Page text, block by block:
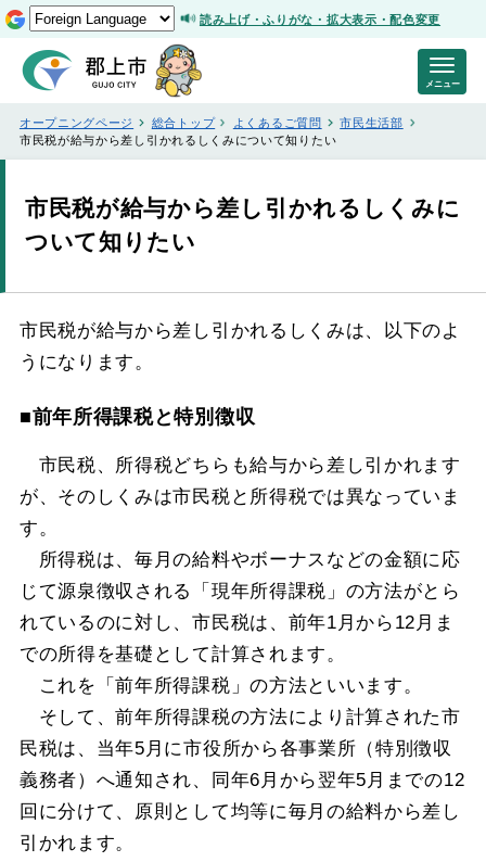
読み上げ・ふりがな・拡大表示・配色変更
オープニングページ 総合トップ よくあるご質問
市民生活部
市民税が給与から差し引かれるしくみについて知りたい
市民税が給与から差し引かれるしくみに
ついて知りたい
市民税が給与から差し引かれるしくみは、以下のよ
うになります。
■前年所得課税と特別徴収
市民税、所得税どちらも給与から差し引かれます
が、そのしくみは市民税と所得税では異なっていま
す。
所得税は、毎月の給料やボーナスなどの金額に応
じて源泉徴収される「現年所得課税」の方法がとら
れているのに対し、市民税は、前年1月から12月ま
での所得を基礎として計算されます。
これを「前年所得課税」の方法といいます。
そして、前年所得課税の方法により計算された市
民税は、当年5月に市役所から各事業所（特別徴収
義務者）へ通知され、同年6月から翌年5月までの12
回に分けて、原則として均等に毎月の給料から差し
引かれます。
メニュー